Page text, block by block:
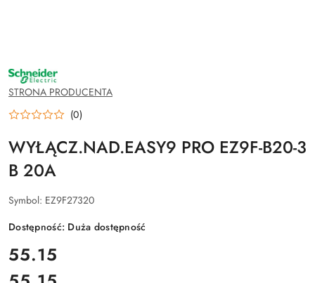
NAZWA
PRODUCENTA:
SCHNEIDER
ELECTRIC
STRONA PRODUCENTA
(0)
WYŁĄCZ.NAD.EASY9 PRO EZ9F-B20-3
B 20A
Symbol: EZ9F27320
Dostępność: Duża dostępność
cena:
55.15